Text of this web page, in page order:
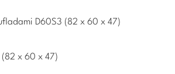
D60S3 (82 x 60 x 47)
x 60 x 47)